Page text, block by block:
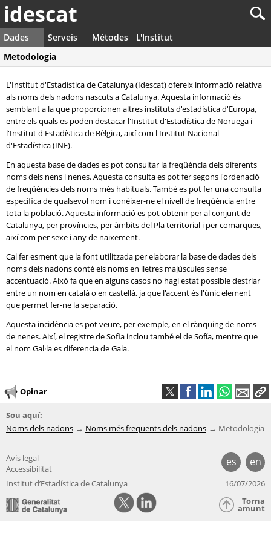
idescat
Dades Serveis Mètodes
L'Institut
Metodologia
L'Institut d'Estadística de Catalunya (Idescat) ofereix informació relativa
als noms dels nadons nascuts a Catalunya. Aquesta informació és
semblant a la que proporcionen altres instituts d'estadística d'Europa,
entre els quals es poden destacar l'Institut d'Estadística de Noruega i
l'Institut d'Estadística de Bèlgica, així com l'Institut Nacional
d'Estadística(INE).
En aquesta base de dades es pot consultar la freqüència dels diferents
noms dels nens i nenes. Aquesta consulta es pot fer segons l'ordenació
de freqüències dels noms més habituals. També es pot fer una consulta
específica de qualsevol nom i conèixer-ne el nivell de freqüència entre
tota la població. Aquesta informació es pot obtenir per al conjunt de
Catalunya, per províncies, per àmbits del Pla territorial i per comarques,
així com per sexe i any de naixement.
Cal fer esment que la font utilitzada per elaborar la base de dades dels
noms dels nadons conté els noms en lletres majúscules sense
accentuació. Això fa que en alguns casos no hagi estat possible destriar
entre un nom en català o en castellà, ja que l'accent és l'únic element
que permet fer-ne la separació.
Aquesta incidència es pot veure, per exemple, en el rànquing de noms
de nenes. Així, el registre de Sofia inclou també el de Sofía, mentre que
el nom Gal·la es diferencia de Gala.
Opinar
Sou aquí:
Noms dels nadons
Noms més freqüents dels nadons Metodologia
es en
Avís legal
Accessibilitat
Institut d’Estadística de Catalunya
16/07/2026
Torna
amunt